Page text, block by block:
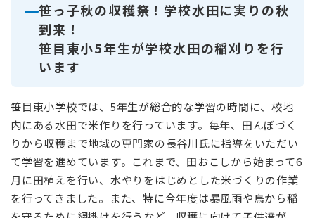
笹っ子秋の収穫祭！学校水田に実りの秋
到来！
笹目東小5年生が学校水田の稲刈りを行
います
笹目東小学校では、5年生が総合的な学習の時間に、校地
内にある水田で米作りを行っています。毎年、田んぼづく
りから収穫まで地域の専門家の長谷川氏に指導をいただい
て学習を進めています。これまで、田おこしから始まって6
月に田植えを行い、水やりをはじめとした米づくりの作業
を行ってきました。また、特に今年度は暴風雨や鳥から稲